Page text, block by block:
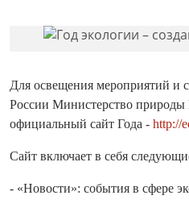
Для освещения мероприятий и
России Министерство природы
официальный сайт Года - http://
Сайт включает в себя
- «Новости»: события в сфере